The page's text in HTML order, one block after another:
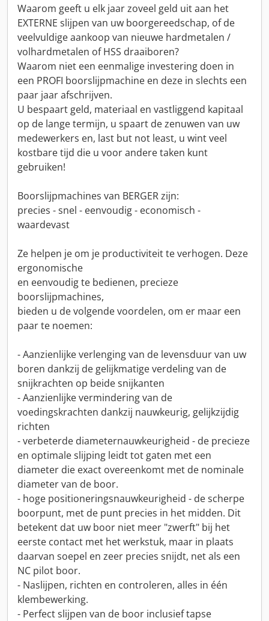
Waarom geeft u elk jaar zoveel geld uit aan het
EXTERNE slijpen van uw boorgereedschap, of de
veelvuldige aankoop van nieuwe hardmetalen /
volhardmetalen of HSS draaiboren?
Waarom niet een eenmalige investering doen in
een PROFI boorslijpmachine en deze in slechts een
paar jaar afschrijven.
U bespaart geld, materiaal en vastliggend kapitaal
op de lange termijn, u spaart de zenuwen van uw
medewerkers en, last but not least, u wint veel
kostbare tijd die u voor andere taken kunt
gebruiken!
Boorslijpmachines van BERGER zijn:
precies - snel - eenvoudig - economisch -
waardevast
Ze helpen je om je productiviteit te verhogen. Deze
ergonomische
en eenvoudig te bedienen, precieze
boorslijpmachines,
bieden u de volgende voordelen, om er maar een
paar te noemen:
- Aanzienlijke verlenging van de levensduur van uw
boren dankzij de gelijkmatige verdeling van de
snijkrachten op beide snijkanten
- Aanzienlijke vermindering van de
voedingskrachten dankzij nauwkeurig, gelijkzijdig
richten
- verbeterde diameternauwkeurigheid - de precieze
en optimale slijping leidt tot gaten met een
diameter die exact overeenkomt met de nominale
diameter van de boor.
- hoge positioneringsnauwkeurigheid - de scherpe
boorpunt, met de punt precies in het midden. Dit
betekent dat uw boor niet meer "zwerft" bij het
eerste contact met het werkstuk, maar in plaats
daarvan soepel en zeer precies snijdt, net als een
NC pilot boor.
- Naslijpen, richten en controleren, alles in één
klembewerking.
- Perfect slijpen van de boor inclusief tapse